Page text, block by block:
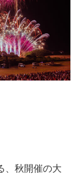
、秋開催の大